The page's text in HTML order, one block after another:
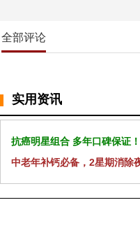
全部评论
实用资讯
抗癌明星组合 多年口碑保证
中老年补钙必备，2星期消除